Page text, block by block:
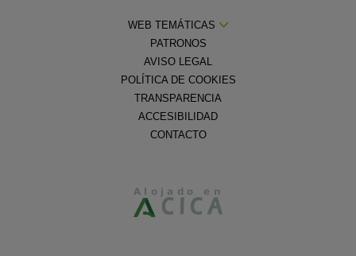
WEB TEMÁTICAS
PATRONOS
AVISO LEGAL
POLÍTICA DE COOKIES
TRANSPARENCIA
ACCESIBILIDAD
CONTACTO